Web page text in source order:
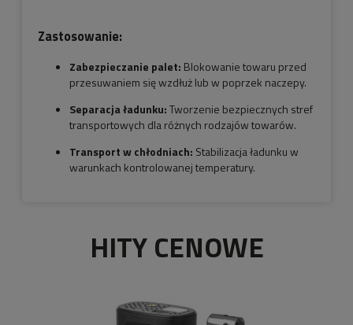
Zastosowanie:
Zabezpieczanie palet: Blokowanie towaru przed
przesuwaniem się wzdłuż lub w poprzek naczepy.
Separacja ładunku:Tworzenie bezpiecznych stref
transportowych dla różnych rodzajów towarów.
Transport w chłodniach: Stabilizacja ładunku w
warunkach kontrolowanej temperatury.
HITY CENOWE